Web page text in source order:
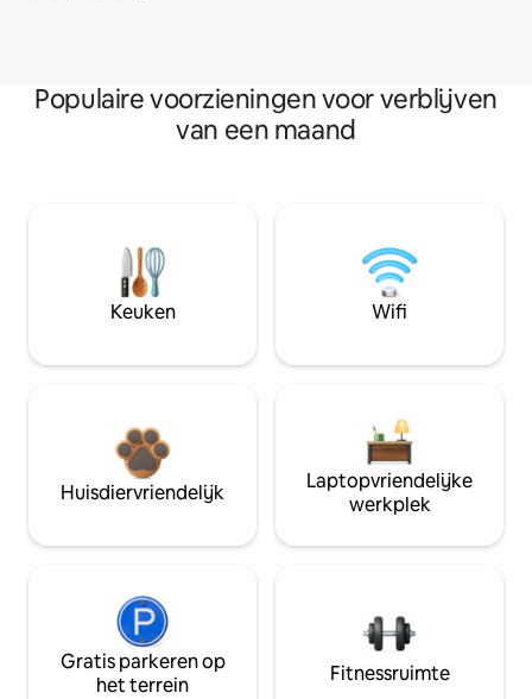
Populaire voorzieningen voor verblijven
van een maand
Keuken Wifi
Huisdiervriendelijk
Laptopvriendelijke
werkplek
Gratis parkeren op
het terrein
Fitnessruimte